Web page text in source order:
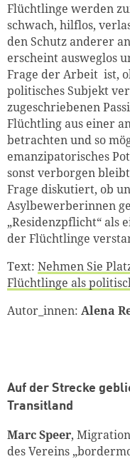
Flüchtlinge werden
schwach, hilflos,
den Schutz anderer
erscheint ausweglos
Frage der Arbeit ist,
politisches Subjekt
zugeschriebenen
Flüchtling aus einer
betrachten und so
emanzipatorisches
sonst verborgen
Frage diskutiert, ob
Asylbewerberinnen
„Residenzpflicht“ als
der Flüchtlinge
Text: Nehmen Sie
Flüchtlinge als
Autor_innen: Alena
Auf der Strecke
Transitland
Marc Speer,
des Vereins